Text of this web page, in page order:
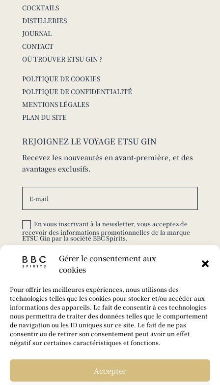
Gérer le consentement aux
cookies
Pour offrir les meilleures expériences, nous utilisons des
technologies telles que les cookies pour stocker et/ou accéder aux
informations des appareils. Le fait de consentir à ces technologies
nous permettra de traiter des données telles que le comportement
de navigation ou les ID uniques sur ce site. Le fait de ne pas
consentir ou de retirer son consentement peut avoir un effet
négatif sur certaines caractéristiques et fonctions.
Accepter
COCKTAILS
DISTILLERIES
JOURNAL
CONTACT
OÙ TROUVER ETSU GIN ?
POLITIQUE DE COOKIES
POLITIQUE DE CONFIDENTIALITÉ
MENTIONS LÉGALES
PLAN DU SITE
REJOIGNEZ LE VOYAGE ETSU GIN
Recevez les nouveautés en avant-première, et des
avantages exclusifs.
En vous inscrivant à la newsletter, vous acceptez de
recevoir des informations promotionnelles de la marque
ETSU Gin par la société BBC Spirits.
S'ABONNER
© 2025 ETSU GIN – TOUS DROITS RÉSERVÉS |
CONÇU PARFABRILAB.
L’ABUS D’ALCOOL EST DANGEREUX POUR LA
SANTÉ. À CONSOMMER AVEC MODÉRATION.